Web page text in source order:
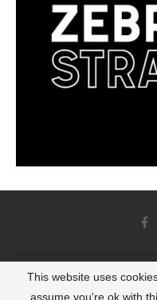
© 2022 -
This website uses
assume you're ok with